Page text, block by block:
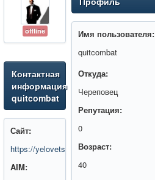
Вход
offline
Контактная
информация
quitcombat
Сайт:
https://yelovets.rub35.ru/
AIM:
Имя пользователя:
quitcombat
Откуда:
Череповец
Репутация:
0
Возраст:
40